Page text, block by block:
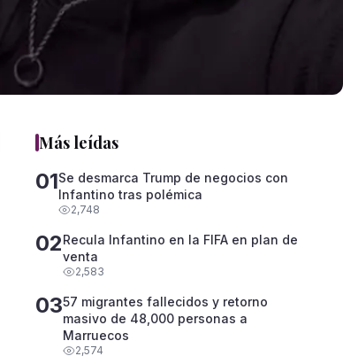
Más leídas
01Se desmarca Trump de negocios con
Infantino tras polémica
2,748
02Recula Infantino en la FIFA en plan de
venta
2,583
0357 migrantes fallecidos y retorno
masivo de 48,000 personas a
Marruecos
2,574